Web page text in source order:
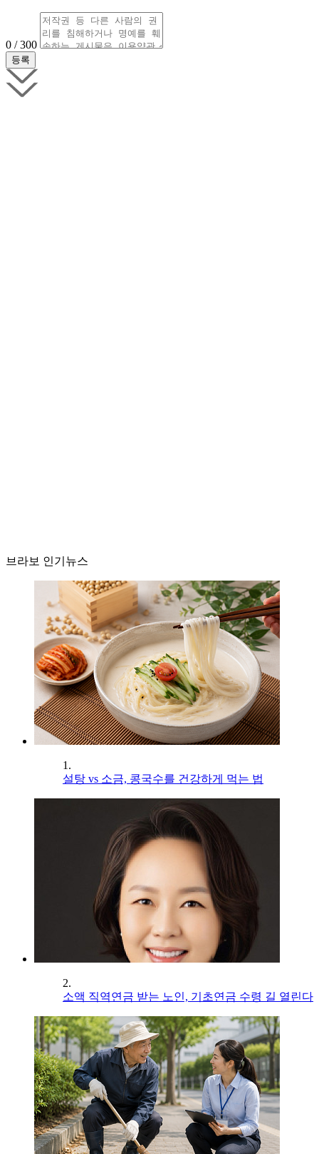
0 / 300
브라보 인기뉴스
1.
설탕 vs 소금, 콩국수를 건강하게 먹는 법
2.
소액 직역연금 받는 노인, 기초연금 수령 길 열린다